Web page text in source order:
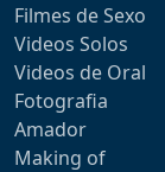
Filmes de Sexo
Videos Solos
Videos de Oral
Fotografia
Amador
Making of